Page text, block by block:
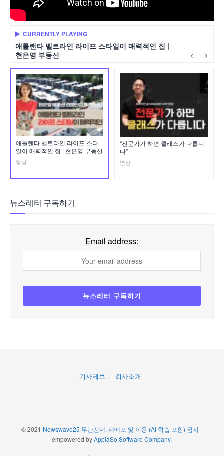
CURRENTLY PLAYING
애틀랜타 벨트라인 라이프 스타일이 매력적인 집 |
현은영 부동산
애틀랜타 벨트라인 라이프 스타
일이 매력적인 집 | 현은영 부동산
영상
“전문가가 하면 클래스가 다릅니
다”
영상
뉴스레터 구독하기
Email address:
기사제보 회사소개
© 2021 Newswave25 무단전재, 재배포 및 이용 (AI 학습 포함) 금지 -
empowered byApplaSo Software Company.